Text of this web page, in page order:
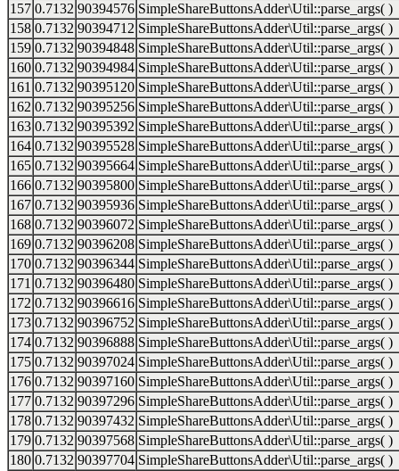
157 0.7132 90394576 SimpleShareButtonsAdder\Util::parse_args( )
158 0.7132 90394712 SimpleShareButtonsAdder\Util::parse_args( )
159 0.7132 90394848 SimpleShareButtonsAdder\Util::parse_args( )
160 0.7132 90394984 SimpleShareButtonsAdder\Util::parse_args( )
161 0.7132 90395120 SimpleShareButtonsAdder\Util::parse_args( )
162 0.7132 90395256 SimpleShareButtonsAdder\Util::parse_args( )
163 0.7132 90395392 SimpleShareButtonsAdder\Util::parse_args( )
164 0.7132 90395528 SimpleShareButtonsAdder\Util::parse_args( )
165 0.7132 90395664 SimpleShareButtonsAdder\Util::parse_args( )
166 0.7132 90395800 SimpleShareButtonsAdder\Util::parse_args( )
167 0.7132 90395936 SimpleShareButtonsAdder\Util::parse_args( )
168 0.7132 90396072 SimpleShareButtonsAdder\Util::parse_args( )
169 0.7132 90396208 SimpleShareButtonsAdder\Util::parse_args( )
170 0.7132 90396344 SimpleShareButtonsAdder\Util::parse_args( )
171 0.7132 90396480 SimpleShareButtonsAdder\Util::parse_args( )
172 0.7132 90396616 SimpleShareButtonsAdder\Util::parse_args( )
173 0.7132 90396752 SimpleShareButtonsAdder\Util::parse_args( )
174 0.7132 90396888 SimpleShareButtonsAdder\Util::parse_args( )
175 0.7132 90397024 SimpleShareButtonsAdder\Util::parse_args( )
176 0.7132 90397160 SimpleShareButtonsAdder\Util::parse_args( )
177 0.7132 90397296 SimpleShareButtonsAdder\Util::parse_args( )
178 0.7132 90397432 SimpleShareButtonsAdder\Util::parse_args( )
179 0.7132 90397568 SimpleShareButtonsAdder\Util::parse_args( )
180 0.7132 90397704 SimpleShareButtonsAdder\Util::parse_args( )